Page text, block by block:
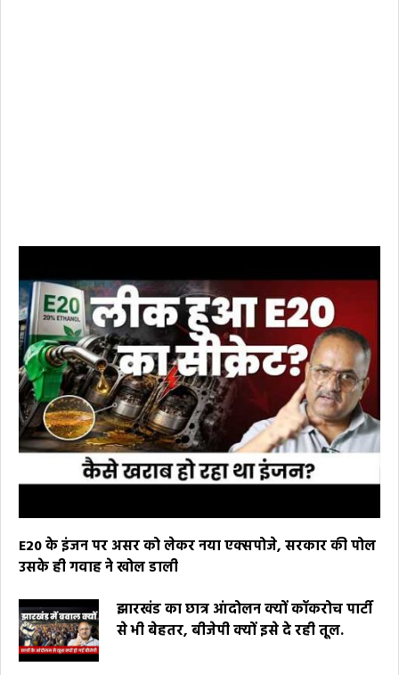
E20 के इंजन पर असर को लेकर नया एक्सपोजे, सरकार की पोल
उसके ही गवाह ने खोल डाली
झारखंड का छात्र आंदोलन क्यों कॉकरोच पार्टी
से भी बेहतर, बीजेपी क्यों इसे दे रही तूल.